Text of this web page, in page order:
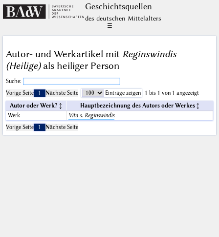
Geschichts­quellen
des deutschen Mittelalters
☰
Autor- und Werkartikel mit Reginswindis
(Heilige)als heiliger Person
Suche:
Vorige Seite
1 Nächste Seite Einträge zeigen
1 bis 1 von 1 angezeigt
Autor oder Werk?
Hauptbezeichnung des Autors oder Werkes
Werk
Vita s. Reginswindis
Vorige Seite
1 Nächste Seite